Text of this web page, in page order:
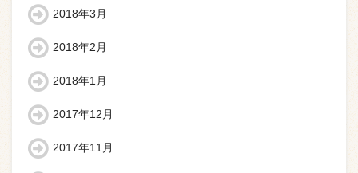
2018年3月
2018年2月
2018年1月
2017年12月
2017年11月